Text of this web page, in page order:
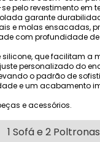
pelo revestimento em
garante
e molas ensacadas,
com profundidade
que facilitam
personalizado do
o padrão de
e um acabamento
e acessórios.
1 Sofá e 2 Poltronas